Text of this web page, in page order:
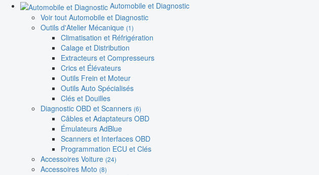
Automobile et Diagnostic
Voir tout Automobile et Diagnostic
Outils d'Atelier Mécanique (1)
Climatisation et Réfrigération
Calage et Distribution
Extracteurs et Compresseurs
Crics et Élévateurs
Outils Frein et Moteur
Outils Auto Spécialisés
Clés et Douilles
Diagnostic OBD et Scanners (6)
Câbles et Adaptateurs OBD
Émulateurs AdBlue
Scanners et Interfaces OBD
Programmation ECU et Clés
Accessoires Voiture (24)
Accessoires Moto (8)